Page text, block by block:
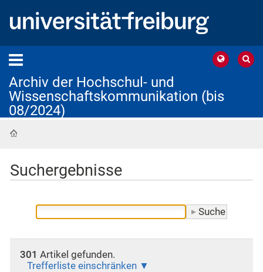
Archiv der Hochschul- und
Wissenschaftskommunikation (bis
08/2024)
Suchergebnisse
301 Artikel gefunden.
Trefferliste einschränken